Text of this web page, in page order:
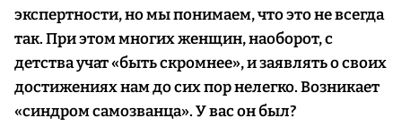
экспертности, но мы понимаем, что это не всегда
так. При этом многих женщин, наоборот, с
детства учат «быть скромнее», и заявлять о своих
достижениях нам до сих пор нелегко. Возникает
«синдром самозванца». У вас он был?